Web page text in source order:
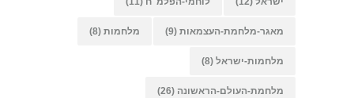
מאגר-מלחמת-העצמאות (9) מלחמות (8)
מלחמות-ישראל (8)
מלחמת-העולם-הראשונה (26)